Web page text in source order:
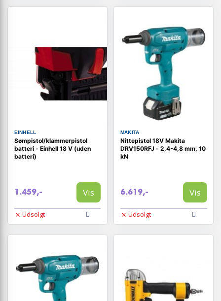
EINHELL
Sømpistol/klammerpistol
batteri - Einhell 18 V (uden
batteri)
1.459,- Vis
Udsolgt
MAKITA
Nittepistol 18V Makita
DRV150RFJ - 2,4-4,8 mm, 10
kN
6.619,- Vis
Udsolgt